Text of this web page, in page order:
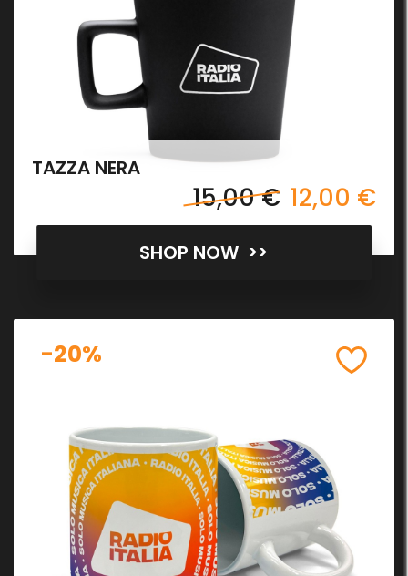
TAZZA NERA
15,00 € 12,00 €
SHOP NOW >>
-20%